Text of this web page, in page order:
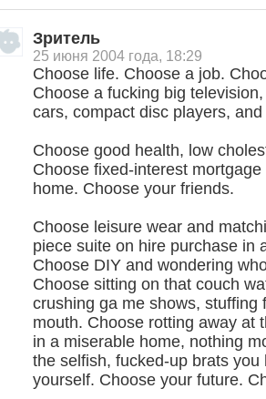
Зритель
25 июня 2004 года, 18:29
Choose life. Choose a job.
Choose a fucking big
cars, compact disc players,
Choose good health, low
Choose fixed-interest
home. Choose your friends.
Choose leisure wear and
piece suite on hire purchase in
Choose DIY and wondering
Choose sitting on that couch
crushing ga me shows, stuffing
mouth. Choose rotting away at
in a miserable home, nothing
the selfish, fucked-up brats
yourself. Choose your future.
, поделитесь своим мнением
Малосодержательные и грубые отзывы нещадно